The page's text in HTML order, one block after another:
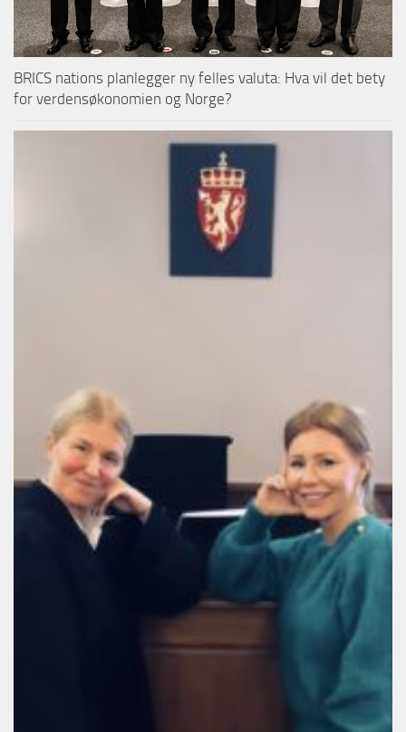
BRICS nations planlegger ny felles valuta: Hva vil det bety
for verdensøkonomien og Norge?